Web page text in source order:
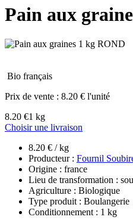
Pain aux
Bio français
Prix de vente : 8.20 € l'unité
8.20 €1 kg
Choisir une livraison
8.20 € / kg
Producteur : Fournil
Origine : france
Lieu de transformation :
Agriculture : Biologique
Type produit : Boulangerie
Conditionnement : 1 kg